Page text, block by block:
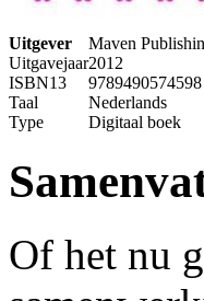
Uitgever
Maven
Uitgavejaar2012
ISBN13
9789490574598
Taal
Nederlands
Type
Digitaal boek
Of het nu